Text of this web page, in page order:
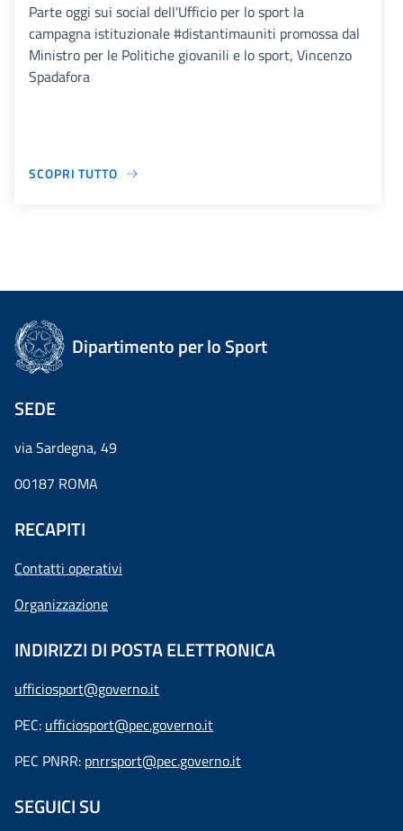
Parte oggi sui social dell'Ufficio per lo sport la
campagna istituzionale #distantimauniti promossa dal
Ministro per le Politiche giovanili e lo sport, Vincenzo
Spadafora
SCOPRI TUTTO
Dipartimento per lo Sport
SEDE
via Sardegna, 49
00187 ROMA
RECAPITI
Contatti operativi
Organizzazione
INDIRIZZI DI POSTA ELETTRONICA
ufficiosport@governo.it
PEC: ufficiosport@pec.governo.it
PEC PNRR: pnrrsport@pec.governo.it
SEGUICI SU